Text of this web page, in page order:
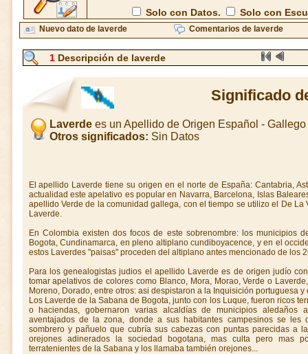
Solo con Datos. Solo con
Nuevo dato de laverde Comentarios de laverde
1 Descripción de laverde
Significado
Laverdees un Apellido de Origen Español -
Otros significados: Sin Datos
El apellido Laverde tiene su origen en el norte de España: Cantabria,
actualidad este apelativo es popular en Navarra, Barcelona, Islas
apellido Verde de la comunidad gallega, con el tiempo se utilizo el De
Laverde.
En Colombia existen dos focos de este sobrenombre: los municipios
Bogota, Cundinamarca, en pleno altiplano cundiboyacence, y en el
estos Laverdes "paisas" proceden del altiplano antes mencionado de los
Para los genealogistas judios el apellido Laverde es de origen judío
tomar apelativos de colores como Blanco, Mora, Morao, Verde o
Moreno, Dorado, entre otros: asi despistaron a la Inquisición portuguesa y
Los Laverde de la Sabana de Bogota, junto con los Luque, fueron ricos
o haciendas, gobernaron varias alcaldías de municipios aledaños
aventajados de la zona, donde a sus habitantes campesinos se les
sombrero y pañuelo que cubría sus cabezas con puntas parecidas a
orejones adinerados la sociedad bogotana, mas culta pero mas
terratenientes de la Sabana y los llamaba también orejones...